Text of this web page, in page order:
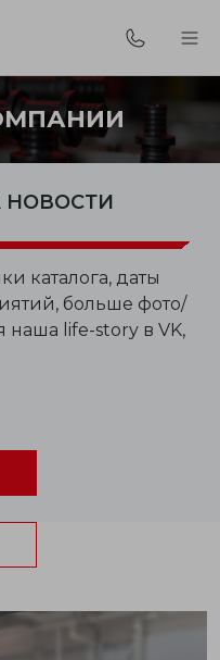
НОВОСТИ
каталога, даты
больше фото/
наша life-story в VK,